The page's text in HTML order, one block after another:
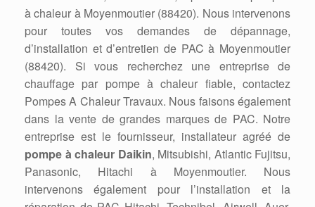
à chaleur à Moyenmoutier (88420). Nous intervenons
pour toutes vos demandes de dépannage,
d’installation et d’entretien de PAC à Moyenmoutier
(88420). Si vous recherchez une entreprise de
chauffage par pompe à chaleur fiable, contactez
Pompes A Chaleur Travaux. Nous faisons également
dans la vente de grandes marques de PAC. Notre
entreprise est le fournisseur, installateur agréé de
pompe à chaleur Daikin, Mitsubishi, Atlantic Fujitsu,
Panasonic, Hitachi à Moyenmoutier. Nous
intervenons également pour l’installation et la